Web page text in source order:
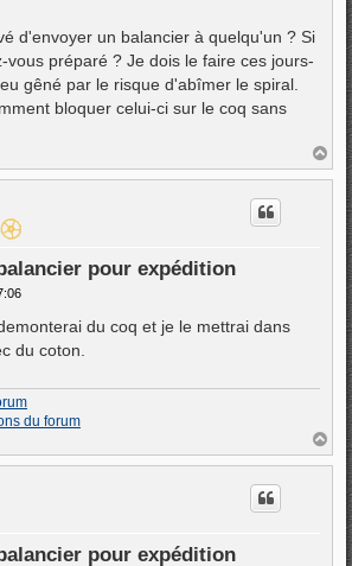
d'envoyer un balancier à quelqu'un ? Si
vous préparé ? Je dois le faire ces jours-
gêné par le risque d'abîmer le spiral.
bloquer celui-ci sur le coq sans
a
u
pour expédition
du coq et je le mettrai dans
du coton.
du forum
a
u
pour expédition